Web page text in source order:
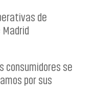
de
consumidores se
por sus